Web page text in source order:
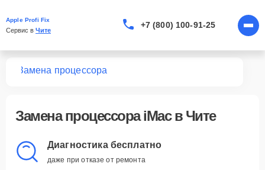
Apple Profi Fix
Сервис в Чите
+7 (800) 100-91-25
Замена процессора
Замена процессора iMac в Чите
Диагностика бесплатно
даже при отказе от ремонта